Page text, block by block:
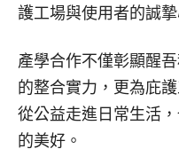
護工場與使用者的誠摯
產學合作不僅彰顯醒
的整合實力，更為庇
從公益走進日常生活
的美好。